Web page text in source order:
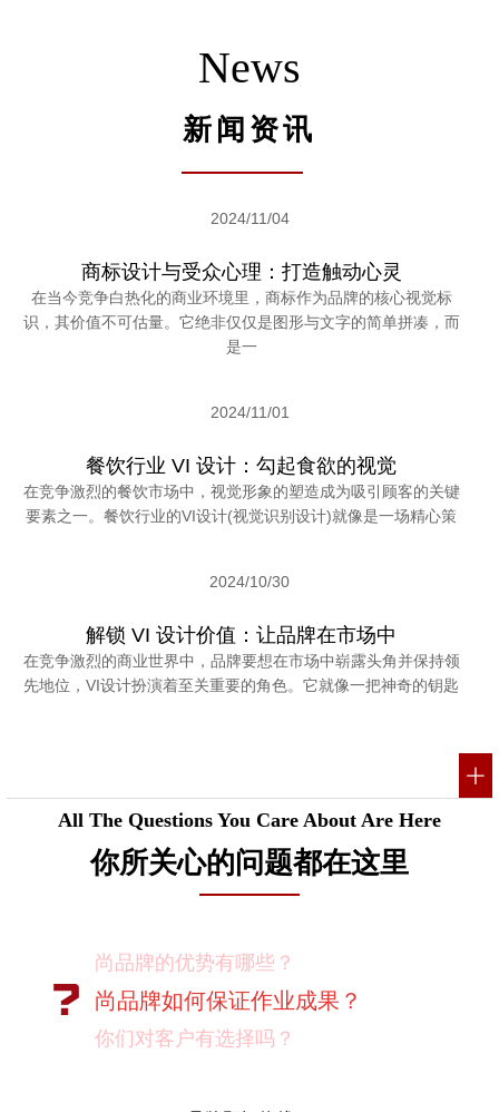
News
新闻资讯
2024/11/04
商标设计与受众心理：打造触动心灵
在当今竞争白热化的商业环境里，商标作为品牌的核心视觉标
识，其价值不可估量。它绝非仅仅是图形与文字的简单拼凑，而
是一
2024/11/01
餐饮行业 VI 设计：勾起食欲的视觉
在竞争激烈的餐饮市场中，视觉形象的塑造成为吸引顾客的关键
要素之一。餐饮行业的VI设计(视觉识别设计)就像是一场精心策
2024/10/30
解锁 VI 设计价值：让品牌在市场中
在竞争激烈的商业世界中，品牌要想在市场中崭露头角并保持领
先地位，VI设计扮演着至关重要的角色。它就像一把神奇的钥匙
All The Questions You Care About Are Here
你所关心的问题都在这里
尚品牌的优势有哪些？
尚品牌如何保证作业成果？
你们对客户有选择吗？